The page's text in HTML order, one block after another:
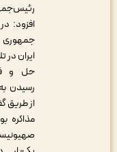
رئیس‌جمهور
افزود: در حالی‌که
جمهوری اسلامی
ایران در تلاش برای
حل و فصل و
رسیدن به تفاهم
از طریق گفت‌وگو و
مذاکره بود، رژیم
صهیونیستی